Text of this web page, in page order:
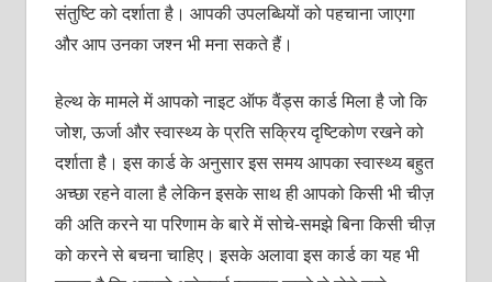
संतुष्टि को दर्शाता है। आपकी उपलब्धियों को पहचाना जाएगा
और आप उनका जश्‍न भी मना सकते हैं।
हेल्‍थ के मामले में आपको नाइट ऑफ वैंड्स कार्ड मिला है जो कि
जोश, ऊर्जा और स्‍वास्‍थ्‍य के प्रति सक्रिय दृष्टिकोण रखने को
दर्शाता है। इस कार्ड के अनुसार इस समय आपका स्‍वास्‍थ्‍य बहुत
अच्‍छा रहने वाला है लेकिन इसके साथ ही आपको किसी भी चीज़
की अति करने या परिणाम के बारे में सोचे-समझे बिना किसी चीज़
को करने से बचना चाहिए। इसके अलावा इस कार्ड का यह भी